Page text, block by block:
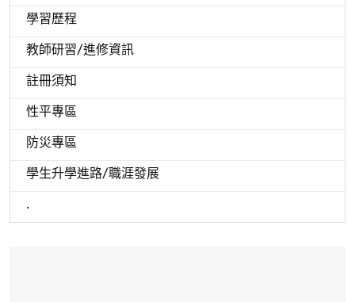
學習歷程
教師研習/進修資訊
註冊須知
性平專區
防災專區
學生升學進路/職涯發展
.